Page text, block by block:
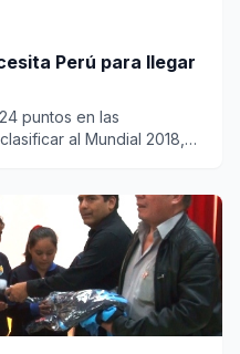
Perú para llegar
puntos en las
al Mundial 2018,